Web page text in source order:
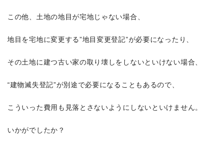
この他、土地の地目が宅地じゃない場合、
地目を宅地に変更する”地目変更登記”が必要になったり、
その土地に建つ古い家の取り壊しをしないといけない場合、
“建物滅失登記”が別途で必要になることもあるので、
こういった費用も見落とさないようにしないといけません。
いかがでしたか？